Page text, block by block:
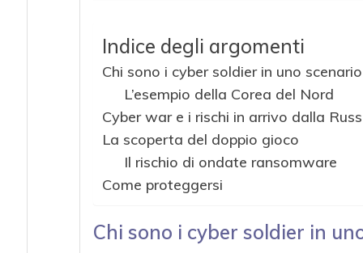
Indice degli argomenti
Chi sono i cyber soldier in uno
L’esempio della Corea del Nord
Cyber war e i rischi in arrivo dalla
La scoperta del doppio gioco
Il rischio di ondate ransomware
Come proteggersi
Chi sono i cyber soldier in